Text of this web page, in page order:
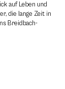
auf Leben und
die lange Zeit in
Breidbach-